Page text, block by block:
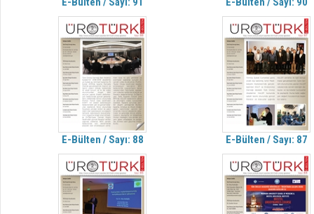
E-Bülten / Sayı: 88 E-Bülten / Sayı: 87